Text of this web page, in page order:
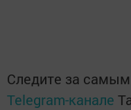
Следите за
Telegram-канале